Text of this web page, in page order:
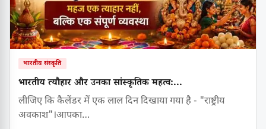
भारतीय संस्कृति
भारतीय त्यौहार और उनका सांस्कृतिक महत्व:...
लीजिए कि कैलेंडर में एक लाल दिन दिखाया गया है - "राष्ट्रीय
अवकाश"।आपका…